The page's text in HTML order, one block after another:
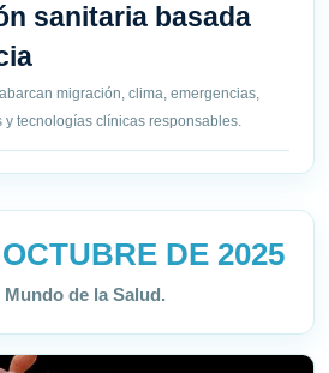
sanitaria basada
migración, clima, emergencias,
y tecnologías clínicas responsables.
DE 2025
de la Salud.